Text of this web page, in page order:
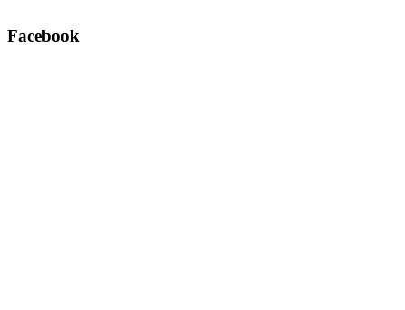
Facebook